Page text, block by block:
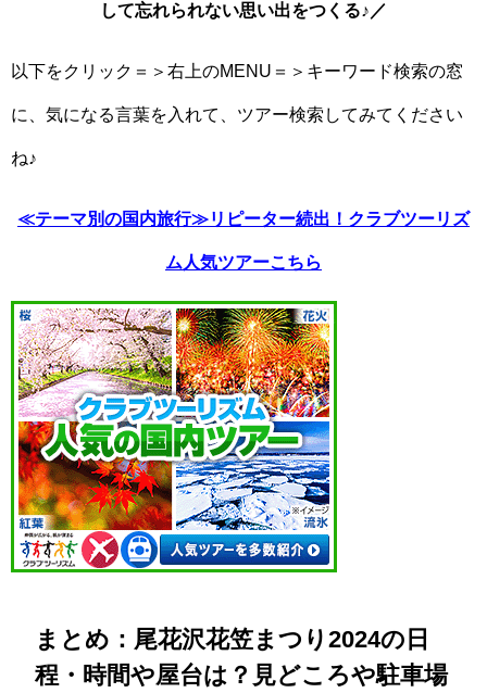
して忘れられない思い出をつくる♪／
以下をクリック＝＞右上のMENU＝＞キーワード検索の窓
に、気になる言葉を入れて、ツアー検索してみてください
ね♪
≪テーマ別の国内旅行≫リピーター続出！クラブツーリズ
ム人気ツアーこちら
まとめ：尾花沢花笠まつり2024の日
程・時間や屋台は？見どころや駐車場